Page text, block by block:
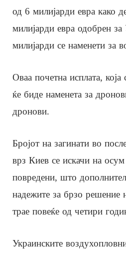
од 6 милијарди евра како
милијарди евра одобрен
милијарди се наменети за
Оваа почетна исплата, која
ќе биде наменета за
дронови.
Бројот на загинати во
врз Киев се искачи на
повредени, што
надежите за брзо решение
трае повеќе од четири
Украинските